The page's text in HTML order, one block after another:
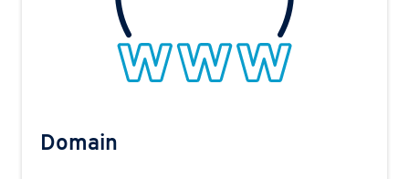
Domain